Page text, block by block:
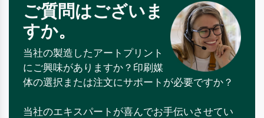
ご質問はございま
すか。
当社の製造したアートプリント
にご興味がありますか？印刷媒
体の選択または注文にサポートが必要ですか？
当社のエキスパートが喜んでお手伝いさせてい